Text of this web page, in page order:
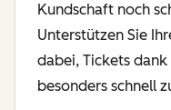
Kundschaft noch
Unterstützen Sie
dabei, Tickets
besonders schnell